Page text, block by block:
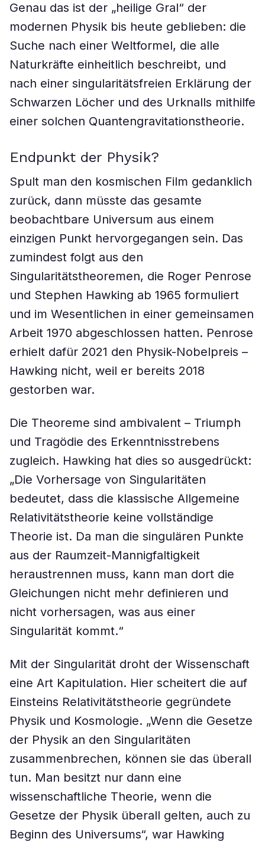
Genau das ist der „heilige Gral“ der
modernen Physik bis heute geblieben: die
Suche nach einer Weltformel, die alle
Naturkräfte einheitlich beschreibt, und
nach einer singularitätsfreien Erklärung der
Schwarzen Löcher und des Urknalls mithilfe
einer solchen Quantengravitationstheorie.
Endpunkt der Physik?
Spult man den kosmischen Film gedanklich
zurück, dann müsste das gesamte
beobachtbare Universum aus einem
einzigen Punkt hervorgegangen sein. Das
zumindest folgt aus den
Singularitätstheoremen, die Roger Penrose
und Stephen Hawking ab 1965 formuliert
und im Wesentlichen in einer gemeinsamen
Arbeit 1970 abgeschlossen hatten. Penrose
erhielt dafür 2021 den Physik-Nobelpreis –
Hawking nicht, weil er bereits 2018
gestorben war.
Die Theoreme sind ambivalent – Triumph
und Tragödie des Erkenntnisstrebens
zugleich. Hawking hat dies so ausgedrückt:
„Die Vorhersage von Singularitäten
bedeutet, dass die klassische Allgemeine
Relativitätstheorie keine vollständige
Theorie ist. Da man die singulären Punkte
aus der Raumzeit-Mannigfaltigkeit
heraustrennen muss, kann man dort die
Gleichungen nicht mehr definieren und
nicht vorhersagen, was aus einer
Singularität kommt.“
Mit der Singularität droht der Wissenschaft
eine Art Kapitulation. Hier scheitert die auf
Einsteins Relativitätstheorie gegründete
Physik und Kosmologie. „Wenn die Gesetze
der Physik an den Singularitäten
zusammenbrechen, können sie das überall
tun. Man besitzt nur dann eine
wissenschaftliche Theorie, wenn die
Gesetze der Physik überall gelten, auch zu
Beginn des Universums“, war Hawking